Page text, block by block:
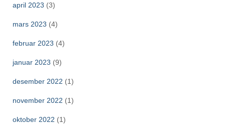
april 2023 (3)
mars 2023 (4)
februar 2023 (4)
januar 2023 (9)
desember 2022 (1)
november 2022 (1)
oktober 2022 (1)